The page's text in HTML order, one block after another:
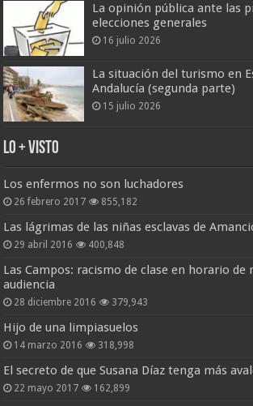
La opinión pública ante las
elecciones generales
16 julio 2026
La situación del turismo en
Andalucía (segunda parte)
15 julio 2026
Lo + Visto
Los enfermos no son luchadores
26 febrero 2017 855,182
Las lágrimas de las niñas esclavas de
29 abril 2016 400,848
Las Campos: racismo de clase en horario de
audiencia
28 diciembre 2016 379,943
Hijo de una limpiasuelos
14 marzo 2016 318,998
El secreto de que Susana Díaz tenga más
22 mayo 2017 162,899